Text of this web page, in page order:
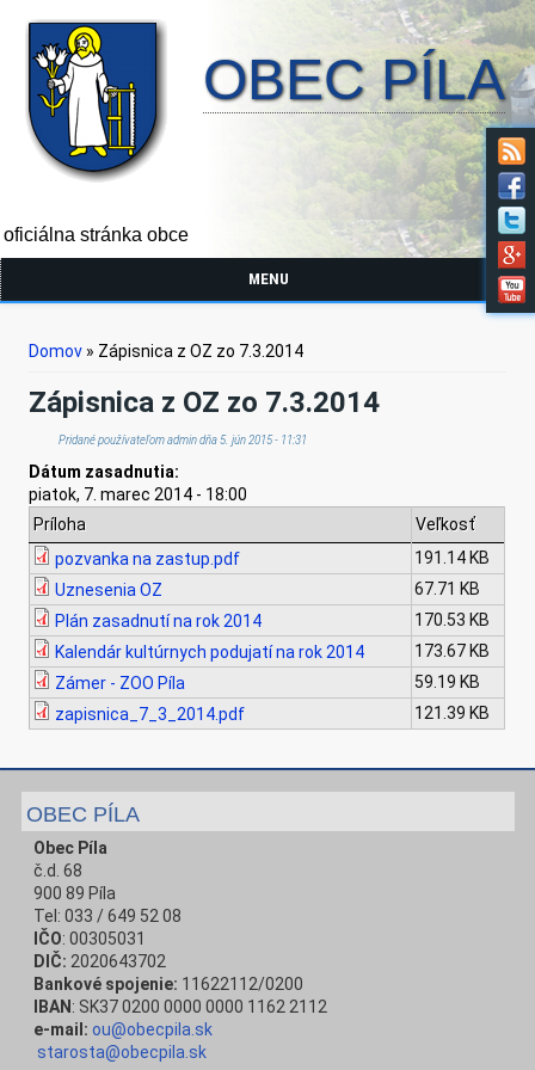
OBEC PÍLA
oficiálna stránka obce
MENU
Nachádzate sa tu
Domov » Zápisnica z OZ zo 7.3.2014
Zápisnica z OZ zo 7.3.2014
Pridané používateľomadmindňa 5. jún 2015 - 11:31
Dátum zasadnutia:
piatok, 7. marec 2014 - 18:00
Príloha
Veľkosť
pozvanka na zastup.pdf
191.14 KB
Uznesenia OZ
67.71 KB
Plán zasadnutí na rok 2014
170.53 KB
Kalendár kultúrnych podujatí na rok 2014
173.67 KB
Zámer - ZOO Píla
59.19 KB
zapisnica_7_3_2014.pdf
121.39 KB
OBEC PÍLA
Obec Píla
č.d. 68
900 89 Píla
Tel: 033 / 649 52 08
IČO: 00305031
DIČ: 2020643702
Bankové spojenie: 11622112/0200
IBAN : SK37 0200 0000 0000 1162 2112
e-mail: ou@obecpila.sk
starosta@obecpila.sk